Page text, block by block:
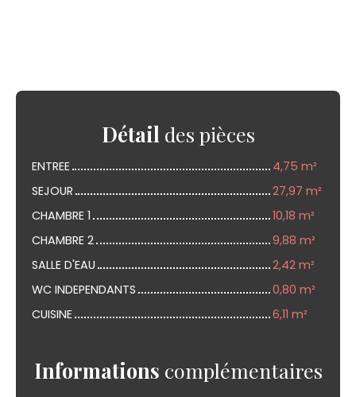
Détail des pièces
ENTREE
4,75 m²
SEJOUR
27,97 m²
CHAMBRE 1
10,18 m²
CHAMBRE 2
9,88 m²
SALLE D'EAU
2,42 m²
WC INDEPENDANTS
0,80 m²
CUISINE
6,11 m²
Informations complémentaires